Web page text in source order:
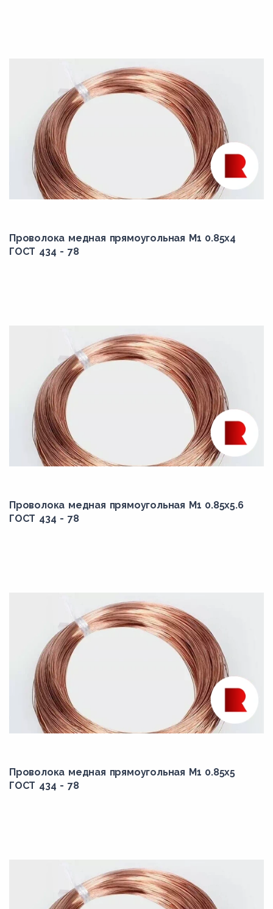
Проволока медная прямоугольная М1 0.85x4
ГОСТ 434 - 78
Проволока медная прямоугольная М1 0.85x5.6
ГОСТ 434 - 78
Проволока медная прямоугольная М1 0.85x5
ГОСТ 434 - 78